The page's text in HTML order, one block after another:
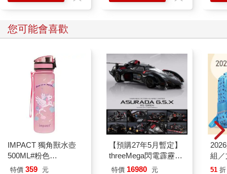
察系統大力鼓吹，迴響極度熱烈，共有四十二萬人報名，約是當
幾乎全部動員起來。
那時的臺灣本島，除了一兩次零星空襲，其實沒什麼戰爭的氣
氛。偶爾有人聚著聽廣播，閒談空中傳來的前線捷報。殘酷的戰
爭，還相當遙遠。
您可能會喜歡
IMPACT 獨角獸水壺
500ML#粉色
IM00B11PK
特價 359 元
【預購27年5月暫定】
threeMega閃電霹靂車
VA Hi-SPEC UNITED
特價 16980 元
組
51 折